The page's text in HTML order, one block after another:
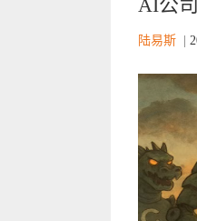
AI公
陆易斯